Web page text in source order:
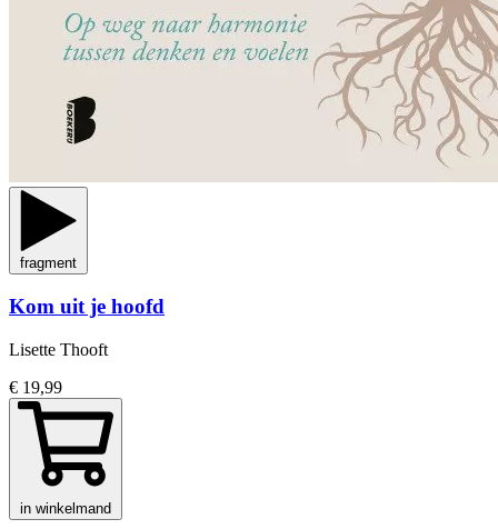
fragment
Kom uit je hoofd
Lisette Thooft
€ 19,99
in winkelmand